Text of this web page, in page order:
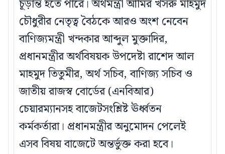
চূড়ান্ত হতে পারে। অর্থমন্ত্রী আমির খসরু মাহমুদ
চৌধুরীর নেতৃত্ব বৈঠকে আরও অংশ নেবেন
বাণিজ্যমন্ত্রী খন্দকার আব্দুল মুক্তাদির,
প্রধানমন্ত্রীর অর্থবিষয়ক উপদেষ্টা রাশেদ আল
মাহমুদ তিতুমীর, অর্থ সচিব, বাণিজ্য সচিব ও
জাতীয় রাজস্ব বোর্ডের (এনবিআর)
চেয়ারম্যানসহ বাজেটসংশ্লিষ্ট ঊর্ধ্বতন
কর্মকর্তারা। প্রধানমন্ত্রীর অনুমোদন পেলেই
এসব বিষয় বাজেটে অন্তর্ভুক্ত করা হবে।